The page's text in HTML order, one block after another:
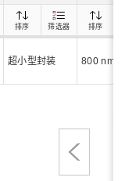
超小型封装 800 nm
排序 筛选器 排序